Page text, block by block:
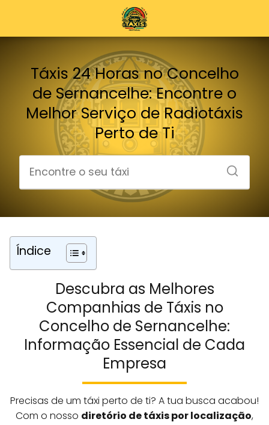
Táxis 24 Horas no Concelho
de Sernancelhe: Encontre o
Melhor Serviço de Radiotáxis
Perto de Ti
Índice
Descubra as Melhores
Companhias de Táxis no
Concelho de Sernancelhe:
Informação Essencial de Cada
Empresa
Precisas de um táxi perto de ti? A tua busca acabou!
Com o nosso diretório de táxis por localização,